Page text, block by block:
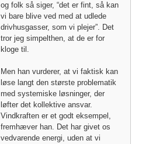
og folk så siger, “det er fint, så kan
vi bare blive ved med at udlede
drivhusgasser, som vi plejer”. Det
tror jeg simpelthen, at de er for
kloge til.
Men han vurderer, at vi faktisk kan
løse langt den største problematik
med systemiske løsninger, der
løfter det kollektive ansvar.
Vindkraften er et godt eksempel,
fremhæver han. Det har givet os
vedvarende energi, uden at vi